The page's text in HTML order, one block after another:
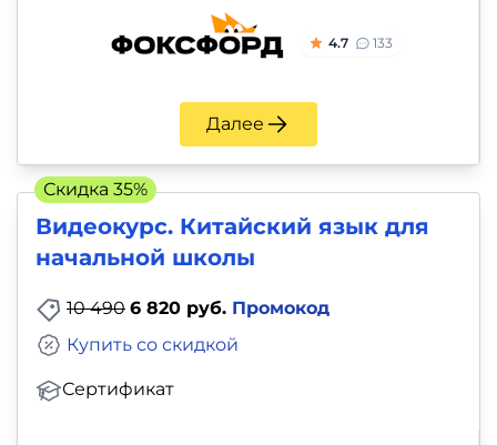
4.7 133
Далее
Видеокурс. Китайский язык для
начальной школы
10 490 6 820 руб. Промокод
Сертификат
Купить со скидкой
Скидка 35%